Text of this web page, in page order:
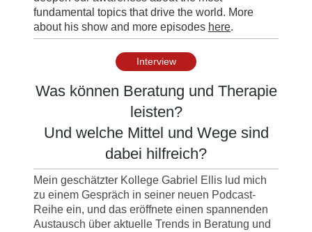
fundamental topics that drive the world. More
about his show and more episodes here.
Interview
Was können Beratung und Therapie
leisten?
Und welche Mittel und Wege sind
dabei hilfreich?
Mein geschätzter Kollege Gabriel Ellis lud mich
zu einem Gespräch in seiner neuen Podcast-
Reihe ein, und das eröffnete einen spannenden
Austausch über aktuelle Trends in Beratung und